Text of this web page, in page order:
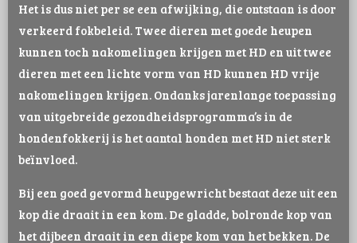
Het is dus niet per se een afwijking, die ontstaan is door
verkeerd fokbeleid. Twee dieren met goede heupen
kunnen toch nakomelingen krijgen met HD en uit twee
dieren met een lichte vorm van HD kunnen HD vrije
nakomelingen krijgen. Ondanks jarenlange toepassing
van uitgebreide gezondheidsprogramma’s in de
hondenfokkerij is het aantal honden met HD niet sterk
beïnvloed.
Bij een goed gevormd heupgewricht bestaat deze uit een
kop die draait in een kom. De gladde, bolronde kop van
het dijbeen draait in een diepe kom van het bekken. De